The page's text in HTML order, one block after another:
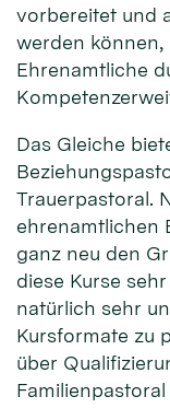
vorbereitet und
werden
Ehrenamtliche
Das Gleiche
Trauerpastoral.
ehrenamtlichen
ganz neu den
diese Kurse
natürlich sehr
Kursformate zu
über